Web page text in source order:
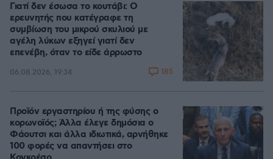
Γιατί δεν έσωσα το κουτάβι: Ο
ερευνητής που κατέγραφε τη
συμβίωση του μικρού σκυλιού με
αγέλη λύκων εξηγεί γιατί δεν
επενέβη, όταν το είδε άρρωστο
06.08.2026, 19:34 185
Προϊόν εργαστηρίου ή της φύσης ο
κορωνοϊός; Άλλα έλεγε δημόσια ο
Φάουτσι και άλλα ιδιωτικά, αρνήθηκε
100 φορές να απαντήσει στο